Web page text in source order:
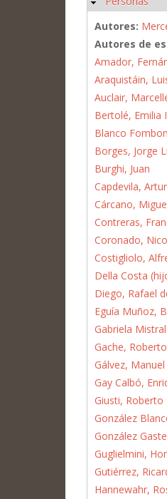
Autores:
Autores de
Amador,
Araquistáin,
Auclair,
Bertolé, Emilia
Blanco
Borges, Jorge
Burghi, Juan
Capdevila,
Cárcano,
Contreras,
Coronado,
Costigliolo,
Della Costa
Diego, Rafael
Eguía Muñoz,
Gabriela
Gache, Roberto
Gálvez, Manuel
Gay Calbó,
Giusti, Roberto
González
González
Guglielmini,
Gutiérrez,
Hannewahr,